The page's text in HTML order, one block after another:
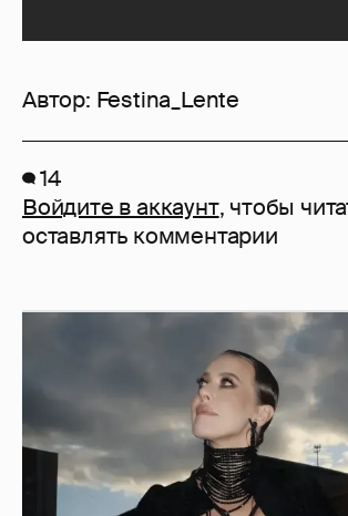
Автор: Festina_Lente
14
Войдите в аккаунт, чтобы
оставлять комментарии